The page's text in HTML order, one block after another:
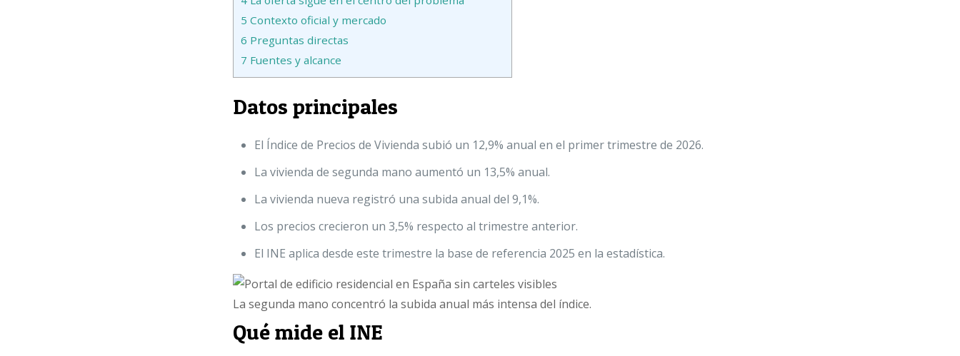
5 Contexto oficial y mercado
6 Preguntas directas
7 Fuentes y alcance
Datos principales
El Índice de Precios de Vivienda subió un 12,9% anual en el primer trimestre de 2026.
La vivienda de segunda mano aumentó un 13,5% anual.
La vivienda nueva registró una subida anual del 9,1%.
Los precios crecieron un 3,5% respecto al trimestre anterior.
El INE aplica desde este trimestre la base de referencia 2025 en la estadística.
La segunda mano concentró la subida anual más intensa del índice.
Qué mide el INE